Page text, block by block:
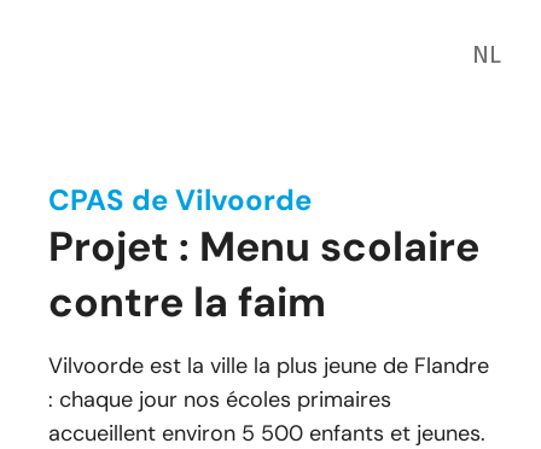
NL
CPAS de Vilvoorde
Projet : Menu scolaire
contre la faim
Vilvoorde est la ville la plus jeune de Flandre
: chaque jour nos écoles primaires
accueillent environ 5 500 enfants et jeunes.